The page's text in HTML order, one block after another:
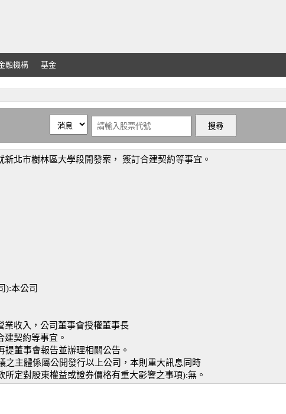
融機構 基金
北市樹林區大學段開發案， 簽訂合建契約等事宜。
):本公司
業收入，公司董事會授權董事長
契約等事宜。
董事會報告並辦理相關公告。
之主體係屬公開發行以上公司，本則重大訊息同時
定對股東權益或證券價格有重大影響之事項):無。